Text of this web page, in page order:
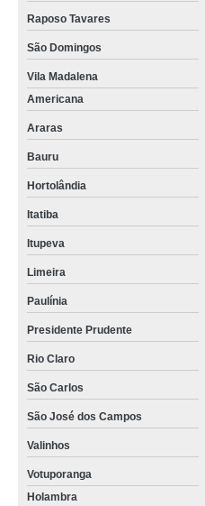
Raposo Tavares
São Domingos
Vila Madalena
Americana
Araras
Bauru
Hortolândia
Itatiba
Itupeva
Limeira
Paulínia
Presidente Prudente
Rio Claro
São Carlos
São José dos Campos
Valinhos
Votuporanga
Holambra